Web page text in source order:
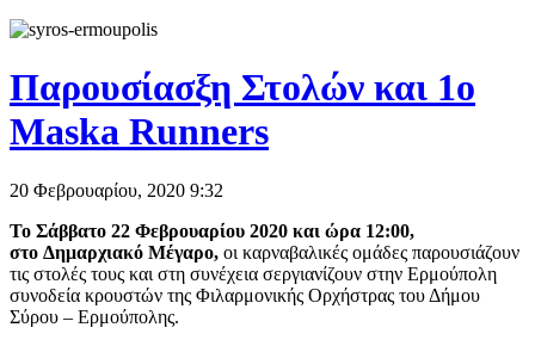
Παρουσίασξη Στολών και 1ο
Maska Runners
20 Φεβρουαρίου, 2020 9:32
Το Σάββατο 22 Φεβρουαρίου 2020 και ώρα 12:00,
στο Δημαρχιακό Μέγαρο, οι καρναβαλικές ομάδες παρουσιάζουν
τις στολές τους και στη συνέχεια σεργιανίζουν στην Ερμούπολη
συνοδεία κρουστών της Φιλαρμονικής Ορχήστρας του Δήμου
Σύρου – Ερμούπολης.